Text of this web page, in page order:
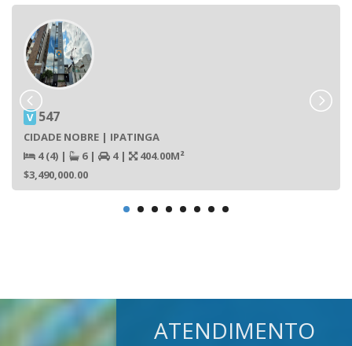
V 547
CIDADE NOBRE | IPATINGA
4 (4) | 6 | 4 |
404.00M²
$3,490,000.00
ATENDIMENTO